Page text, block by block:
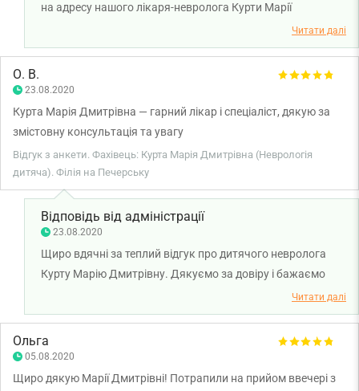
на адресу нашого лікаря-невролога Курти Марії
Дмитрівни. Дякуємо за довіру і щиро бажаємо вам
міцного здоров'я!
Читати далі
О. В.
23.08.2020
Курта Марія Дмитрівна — гарний лікар і спеціаліст, дякую за
змістовну консультація та увагу
Відгук з анкети. Фахівець: Курта Марія Дмитрівна (Неврологія
дитяча). Філія на Печерську
Відповідь від адміністрації
23.08.2020
Щиро вдячні за теплий відгук про дитячого невролога
Курту Марію Дмитрівну. Дякуємо за довіру і бажаємо
Читати далі
Ольга
05.08.2020
Щиро дякую Марії Дмитрівні! Потрапили на прийом ввечері з